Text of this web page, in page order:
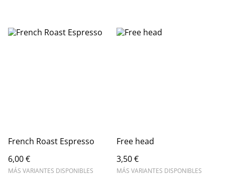
French Roast Espresso
6,00 €
MÁS VARIANTES DISPONIBLES
Free head
3,50 €
MÁS VARIANTES DISPONIBLES